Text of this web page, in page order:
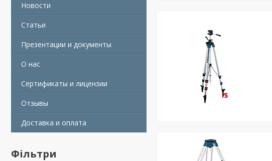
Новости
Статьи
Презентации и документы
О нас
Сертификаты и лицензии
Отзывы
Доставка и оплата
Фільтри